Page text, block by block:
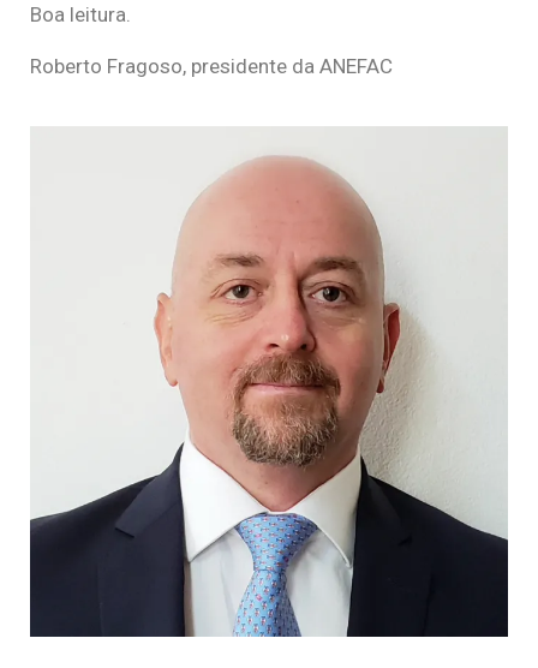
Boa leitura.
Roberto Fragoso, presidente da ANEFAC